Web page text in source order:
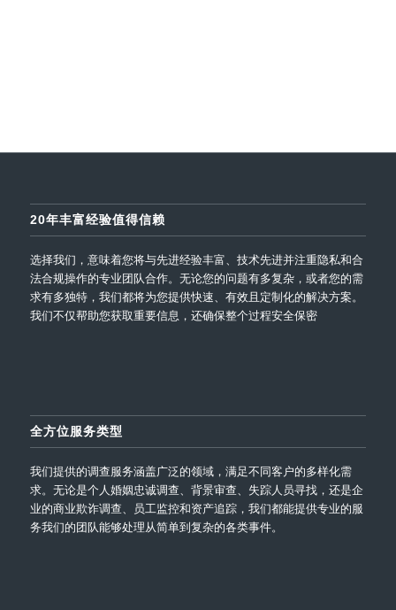
20年丰富经验值得信赖
选择我们，意味着您将与先进经验丰富、技术先进并注重隐私和合
法合规操作的专业团队合作。无论您的问题有多复杂，或者您的需
求有多独特，我们都将为您提供快速、有效且定制化的解决方案。
我们不仅帮助您获取重要信息，还确保整个过程安全保密
全方位服务类型
我们提供的调查服务涵盖广泛的领域，满足不同客户的多样化需
求。无论是个人婚姻忠诚调查、背景审查、失踪人员寻找，还是企
业的商业欺诈调查、员工监控和资产追踪，我们都能提供专业的服
务我们的团队能够处理从简单到复杂的各类事件。